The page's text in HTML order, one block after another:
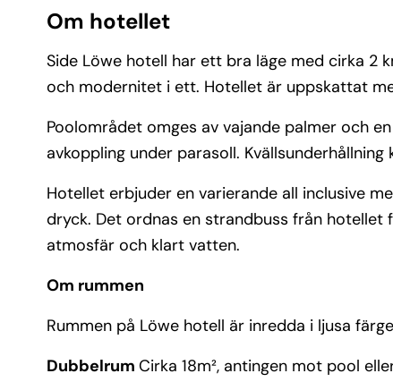
Om hotellet
Side Löwe hotell har ett bra läge med cirka 2
och modernitet i ett. Hotellet är uppskattat
Poolområdet omges av vajande palmer och
avkoppling under parasoll.
Hotellet erbjuder en varierande all inclusive
dryck. Det ordnas en strandbuss från
atmosfär och klart vatten.
Om rummen
Rummen på Löwe hotell är inredda i ljusa
Dubbelrum Cirka 18m², antingen mot pool